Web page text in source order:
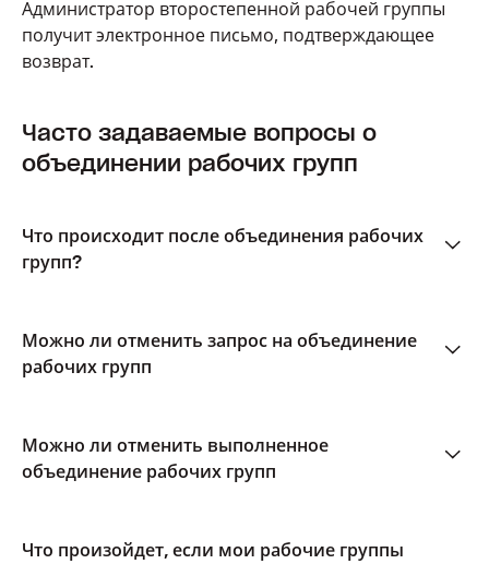
Администратор второстепенной рабочей группы
получит электронное письмо, подтверждающее
возврат.
Часто задаваемые вопросы о
объединении рабочих групп
Что происходит после объединения рабочих
групп?
Можно ли отменить запрос на объединение
рабочих групп
Можно ли отменить выполненное
объединение рабочих групп
Что произойдет, если мои рабочие группы